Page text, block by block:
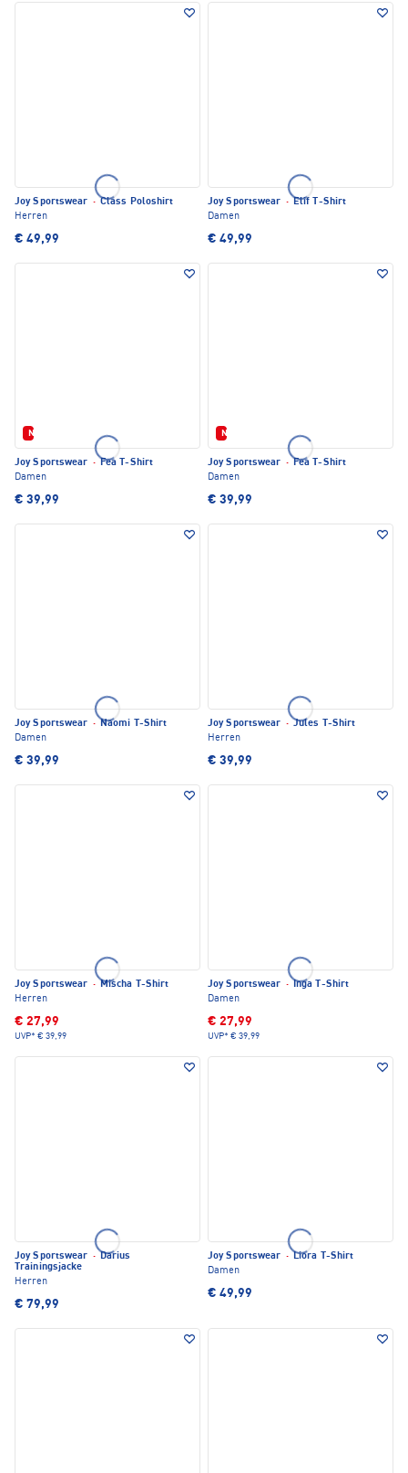
Joy Sportswear · Class Poloshirt
Herren
€ 49,99
Joy Sportswear · Elif T-Shirt
Damen
€ 49,99
Neu
Joy Sportswear · Fea T-Shirt
Damen
€ 39,99
Neu
Joy Sportswear · Fea T-Shirt
Damen
€ 39,99
Joy Sportswear · Naomi T-Shirt
Damen
€ 39,99
Joy Sportswear · Jules T-Shirt
Herren
€ 39,99
Joy Sportswear · Mischa T-Shirt
Herren
€ 27,99
UVP* € 39,99
Joy Sportswear · Inga T-Shirt
Damen
€ 27,99
UVP* € 39,99
Joy Sportswear · Darius
Trainingsjacke
Herren
€ 79,99
Joy Sportswear · Liora T-Shirt
Damen
€ 49,99